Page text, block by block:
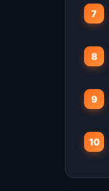
7
8
9
10